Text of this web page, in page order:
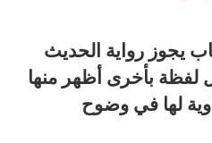
يجوز رواية الحديث
لفظة بأخرى أظهر منها
لها في وضوح